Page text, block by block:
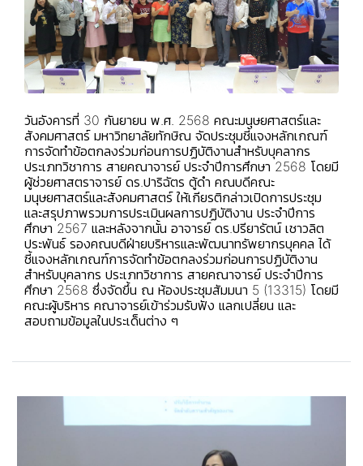
วันอังคารที่ 30 กันยายน พ.ศ. 2568 คณะมนุษยศาสตร์และ
สังคมศาสตร์ มหาวิทยาลัยทักษิณ จัดประชุมชี้แจงหลักเกณฑ์
การจัดทำข้อตกลงร่วมก่อนการปฏิบัติงานสำหรับบุคลากร
ประเภทวิชาการ สายคณาจารย์ ประจำปีการศึกษา 2568 โดยมี
ผู้ช่วยศาสตราจารย์ ดร.ปาริฉัตร ตู้ดำ คณบดีคณะ
มนุษยศาสตร์และสังคมศาสตร์ ให้เกียรติกล่าวเปิดการประชุม
และสรุปภาพรวมการประเมินผลการปฏิบัติงาน ประจำปีการ
ศึกษา 2567 และหลังจากนั้น อาจารย์ ดร.ปรียารัตน์ เชาวลิต
ประพันธ์ รองคณบดีฝ่ายบริหารและพัฒนาทรัพยากรบุคคล ได้
ชี้แจงหลักเกณฑ์การจัดทำข้อตกลงร่วมก่อนการปฏิบัติงาน
สำหรับบุคลากร ประเภทวิชาการ สายคณาจารย์ ประจำปีการ
ศึกษา 2568 ซึ่งจัดขึ้น ณ ห้องประชุมสัมมนา 5 (13315) โดยมี
คณะผู้บริหาร คณาจารย์เข้าร่วมรับฟัง แลกเปลี่ยน และ
สอบถามข้อมูลในประเด็นต่าง ๆ